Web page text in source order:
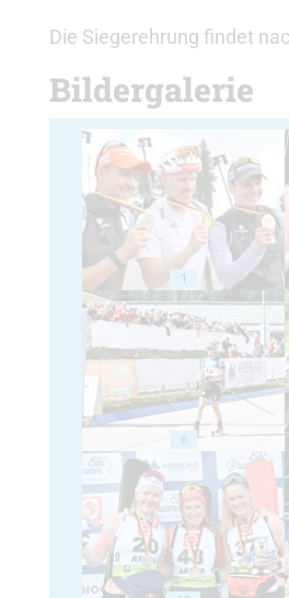
Die Siegerehrung findet
Bildergalerie
1
6